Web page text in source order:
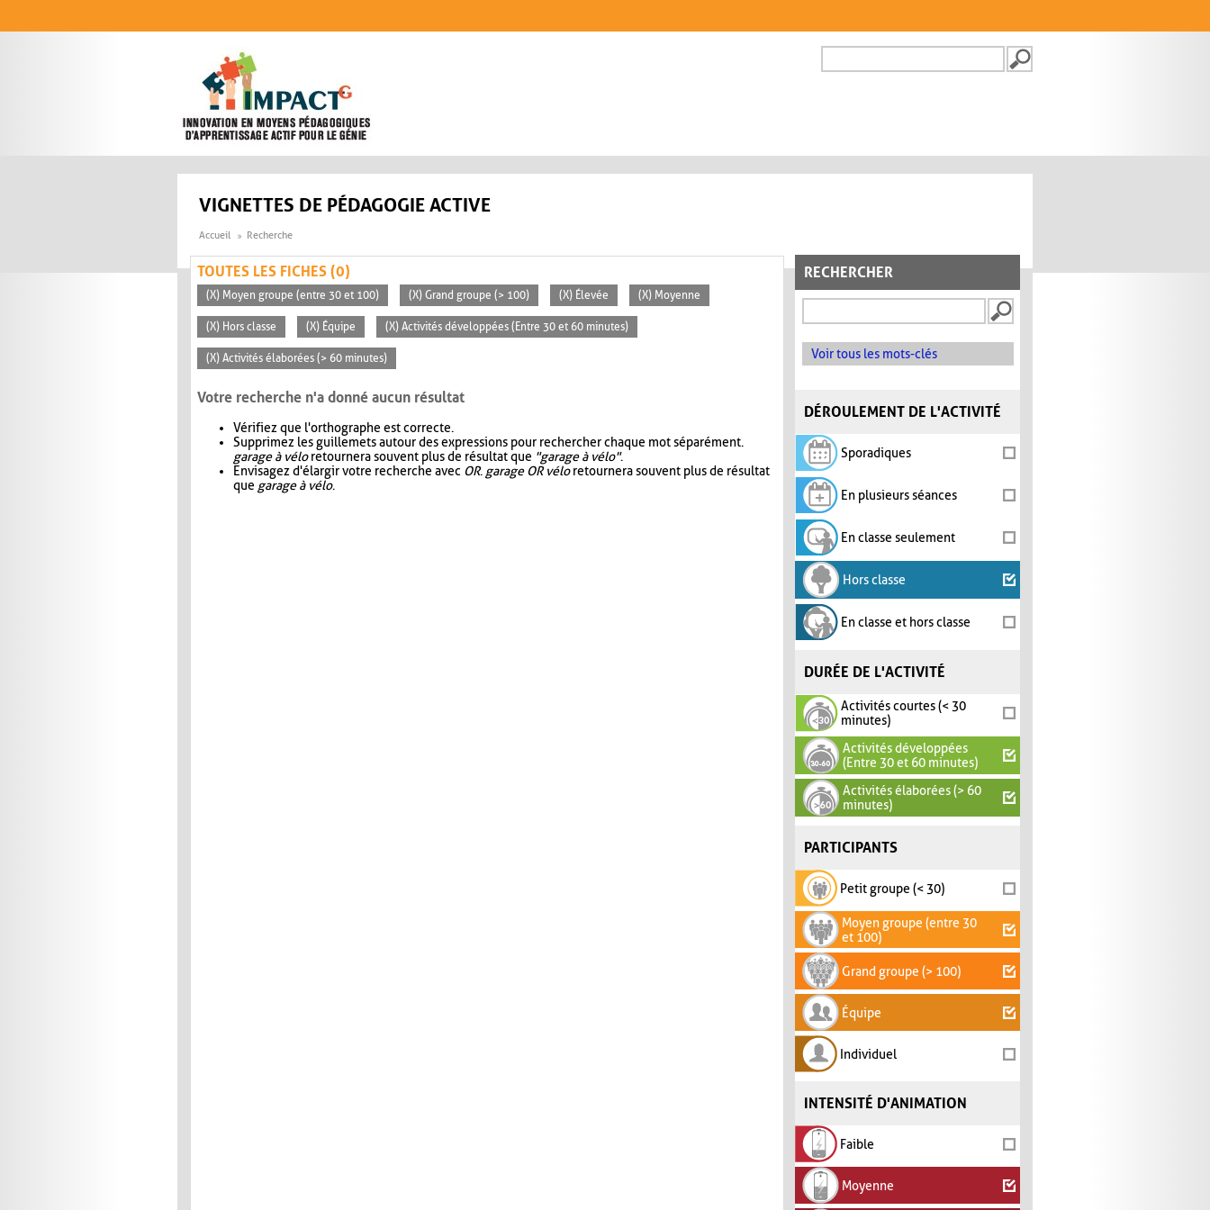
FORMULAIRE DE
VIGNETTES DE PÉDAGOGIE ACTIVE
Accueil Recherche
RECHERCHER
Voir tous les mots-clés
DÉROULEMENT DE L'ACTIVITÉ
Sporadiques
En plusieurs séances
En classe seulement
Hors classe
En classe et hors classe
DURÉE DE L'ACTIVITÉ
Activités courtes (< 30
minutes)
Activités développées
(Entre 30 et 60 minutes)
Activités élaborées (> 60
minutes)
PARTICIPANTS
Petit groupe (< 30)
Moyen groupe (entre 30
et 100)
Grand groupe (> 100)
Équipe
Individuel
INTENSITÉ D'ANIMATION
Faible
Moyenne
TOUTES LES FICHES (0)
(X) Moyen groupe (entre 30 et 100) (X) Grand groupe (> 100) (X) Élevée (X) Moyenne
(X) Hors classe (X) Équipe (X) Activités développées (Entre 30 et 60 minutes)
(X) Activités élaborées (> 60 minutes)
Votre recherche n'a donné aucun résultat
Vérifiez que l'orthographe est correcte.
Supprimez les guillemets autour des expressions pour rechercher chaque mot séparément.
garage à véloretournera souvent plus de résultat que "garage à vélo".
Envisagez d'élargir votre recherche avec OR. garage OR véloretournera souvent plus de résultat
que garage à vélo.